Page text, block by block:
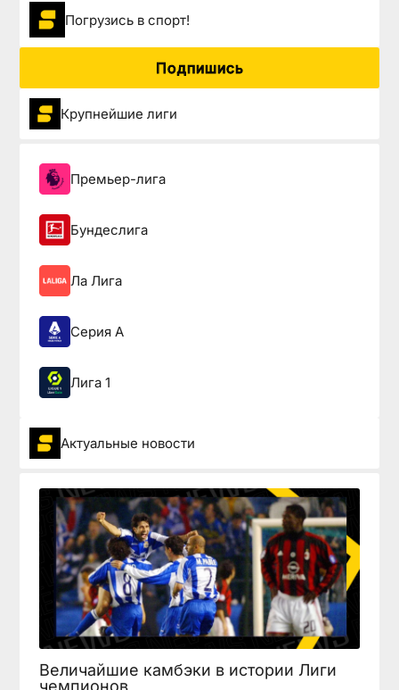
Погрузиcь в спорт!
Подпишись
Крупнейшие лиги
Премьер-лига
Бундеслига
Ла Лига
Серия А
Лига 1
Актуальные новости
Величайшие камбэки в истории Лиги
чемпионов